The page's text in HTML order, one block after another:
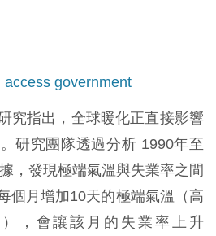
access government
究指出，全球暖化正直接影響
研究團隊透過分析 1990年至
，發現極端氣溫與失業率之間
個月增加10天的極端氣溫（高
），會讓該月的失業率上升